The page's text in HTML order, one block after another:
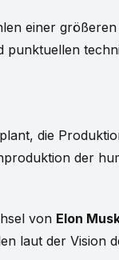
einer
die
der
von Elon
laut der Vision